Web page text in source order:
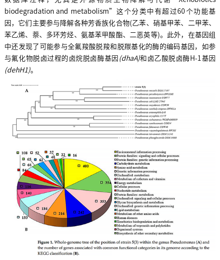
biodegradation and metabolism”这个分类中有超过60个功能基
因，它们主要参与降解各种芳香族化合物(乙苯、硝基甲苯、二甲苯、
苯乙烯、萘、多环芳烃、氨基苯甲酸酯、二恶英等)。此外，在基因组
中还发现了可能参与全氟羧酸脱羧和脱羰基化的酶的编码基因，如参
与氟化物脱卤过程的卤烷脱卤酶基因 (dhaA)和卤乙酸脱卤酶H-1基因
(dehH1)。